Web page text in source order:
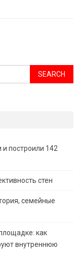
и построили 142
стен
семейные
как
внутреннюю